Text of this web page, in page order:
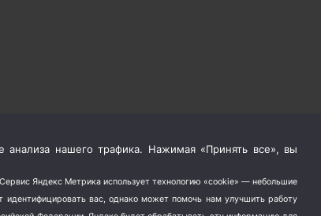
нашего трафика. Нажимая «Принять все», вы
Яндекс Метрика использует технологию «cookie» — небольшие
вас, однако может помочь нам улучшить работу